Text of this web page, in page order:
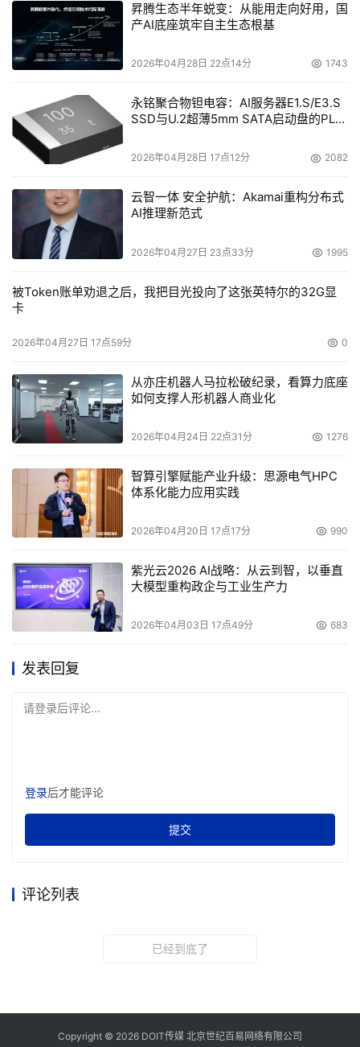
昇腾生态半年蜕变：从能用走向好用，国
产AI底座筑牢自主生态根基
2026年04月28日 22点14分 1743
永铭聚合物钽电容：AI服务器E1.S/E3.S
SSD与U.2超薄5mm SATA启动盘的PLP
2026年04月28日 17点12分 2082
云智一体 安全护航：Akamai重构分布式
AI推理新范式
2026年04月27日 23点33分 1995
被Token账单劝退之后，我把目光投向了这张英特尔的32G显
卡
2026年04月27日 17点59分 0
从亦庄机器人马拉松破纪录，看算力底座
如何支撑人形机器人商业化
2026年04月24日 22点31分 1276
智算引擎赋能产业升级：思源电气HPC
体系化能力应用实践
2026年04月20日 17点17分 990
紫光云2026 AI战略：从云到智，以垂直
大模型重构政企与工业生产力
2026年04月03日 17点49分 683
发表回复
请登录后评论...
登录后才能评论
提交
评论列表
已经到底了
Copyright © 2026 DOIT传媒 北京世纪百易网络有限公司